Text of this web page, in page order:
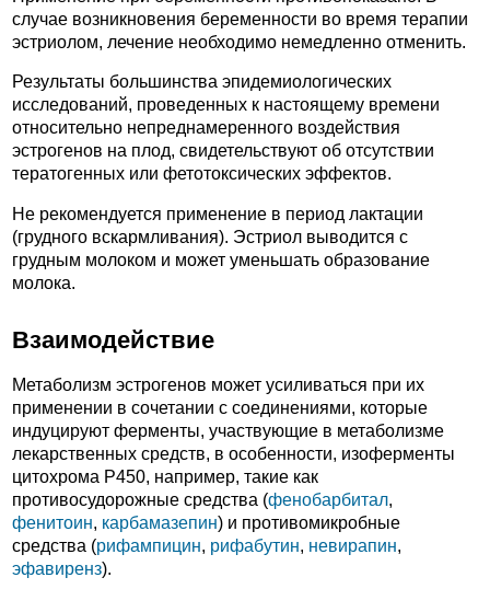
случае возникновения беременности во время терапии
эстриолом, лечение необходимо немедленно отменить.
Результаты большинства эпидемиологических
исследований, проведенных к настоящему времени
относительно непреднамеренного воздействия
эстрогенов на плод, свидетельствуют об отсутствии
тератогенных или фетотоксических эффектов.
Не рекомендуется применение в период лактации
(грудного вскармливания). Эстриол выводится с
грудным молоком и может уменьшать образование
молока.
Взаимодействие
Метаболизм эстрогенов может усиливаться при их
применении в сочетании с соединениями, которые
индуцируют ферменты, участвующие в метаболизме
лекарственных средств, в особенности, изоферменты
цитохрома Р450, например, такие как
противосудорожные средства (фенобарбитал,
фенитоин, карбамазепин) и противомикробные
средства (рифампицин, рифабутин, невирапин,
эфавиренз).